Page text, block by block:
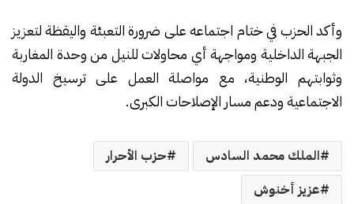
وأكد الحزب في ختام اجتماعه على ضرورة التعبئة واليقظة لتعزيز
الجبهة الداخلية ومواجهة أي محاولات للنيل من وحدة المغاربة
وثوابتهم الوطنية، مع مواصلة العمل على ترسيخ الدولة
الاجتماعية ودعم مسار الإصلاحات الكبرى.
الملك محمد السادس
حزب الأحرار
عزيز أخنوش